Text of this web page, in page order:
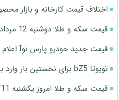
اختلاف قیمت کارخانه و بازار
قیمت سکه و طلا دوشنبه 12 مرداد 1405
قیمت جدید خودرو پارس نوآ اعلام شد
تویوتا bZ5 برای نخستین بار وارد بازار ایران می‌شود
قیمت سکه و طلا امروز یکشنبه 1405/05/11